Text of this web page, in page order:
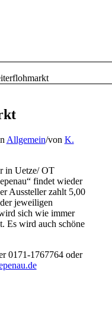
Allgemein/von K.
in Uetze/ OT
findet wieder
Aussteller zahlt 5,00
jeweiligen
sich wie immer
Es wird auch schöne
0171-1767764 oder